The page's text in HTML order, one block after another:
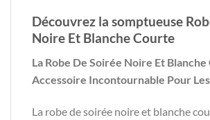
Découvrez la somptueuse
Noire Et Blanche Courte
La Robe De Soirée Noire Et
Accessoire Incontournable Pour
La robe de soirée noire et blanche